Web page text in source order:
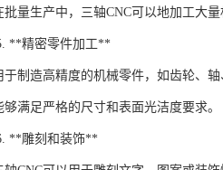
量生产中，三轴CNC可以地加工大
**精密零件加工**
制造高精度的机械零件，如齿轮、轴
满足严格的尺寸和表面光洁度要求。
**雕刻和装饰**